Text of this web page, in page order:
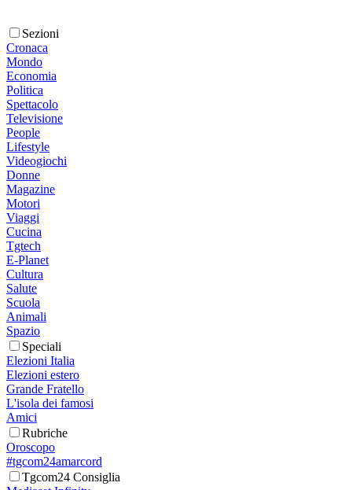
Sezioni
Cronaca
Mondo
Economia
Politica
Spettacolo
Televisione
People
Lifestyle
Videogiochi
Donne
Magazine
Motori
Viaggi
Cucina
Tgtech
E-Planet
Cultura
Salute
Scuola
Animali
Spazio
Speciali
Elezioni Italia
Elezioni estero
Grande Fratello
L'isola dei famosi
Amici
Rubriche
Oroscopo
#tgcom24amarcord
Tgcom24 Consiglia